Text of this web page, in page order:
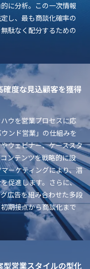
に分析。この一次情報
し、最も商談化確率の
駄なく配分するための
度な見込顧客を獲得
ウを営業プロセスに応
ンド営業」の仕組みを
ウェビナー、ケーススタ
ンテンツを戦略的に設
ーケティングにより、潜
促進します。さらに、
広告を組み合わせた多段
期接点から商談化まで
営業スタイルの型化